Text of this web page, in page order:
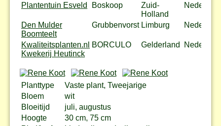
Plantentuin Esveld Boskoop
Zuid-
Holland
Nederland
Den Mulder
Boomteelt
Grubbenvorst Limburg Nederland
Kwaliteitsplanten.nl
Kwekerij Heutinck
BORCULO Gelderland Nederland
Planttype
Vaste plant, Tweejarige
Bloem
wit
Bloeitijd
juli, augustus
Hoogte
30 cm, 75 cm